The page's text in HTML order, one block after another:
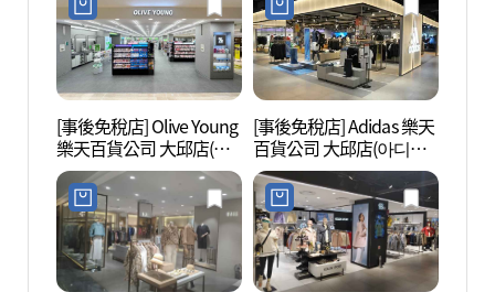
[事後免稅店] Olive Young
樂天百貨公司 大邱店(올
리브영 롯데백화점 대구
점)
[事後免稅店] Adidas 樂天
百貨公司 大邱店(아디다
스 롯데백화점 대구점)